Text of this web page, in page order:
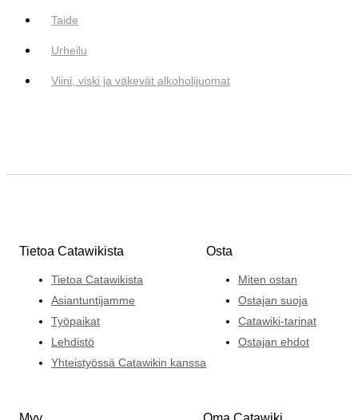
Taide
Urheilu
Viini, viski ja väkevät alkoholijuomat
Tietoa Catawikista
Tietoa Catawikista
Asiantuntijamme
Työpaikat
Lehdistö
Yhteistyössä Catawikin kanssa
Osta
Miten ostan
Ostajan suoja
Catawiki-tarinat
Ostajan ehdot